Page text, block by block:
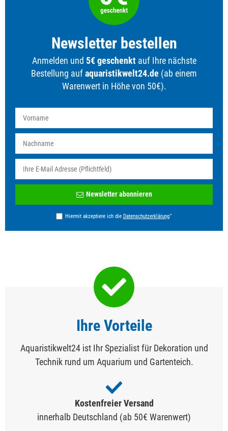
Newsletter bestellen
Anmelden und 5€ geschenktauf Ihre nächste
Bestellung aufaquaristikwelt24.de (ab einem
Warenwert in Höhe von 50€).
Honig
Newsletter abonnieren
Hiermit akzeptiere ich die Daten­schutz­erklärung*
Ihre Vorteile
Aquaristikwelt24 ist Ihr Spezialist für Dekoration und
Technik rund um Aquarium und Gartenteich.
Kostenfreier Versand
innerhalb Deutschland (ab 50€ Warenwert)